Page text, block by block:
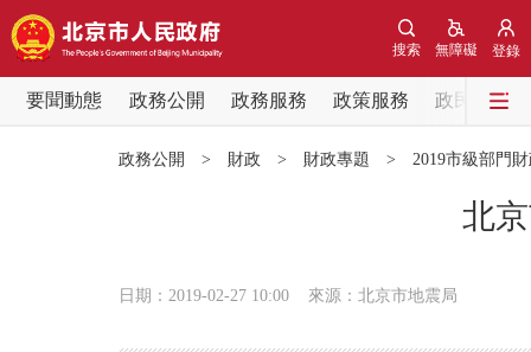
登錄
無障礙
搜索
要聞動態 政務公開 政務服務 政策服務
政民互動
政務公開 > 財政 > 財政專題 > 2019市級部門
北
日期：2019-02-27 10:00 來源：北京市地震局